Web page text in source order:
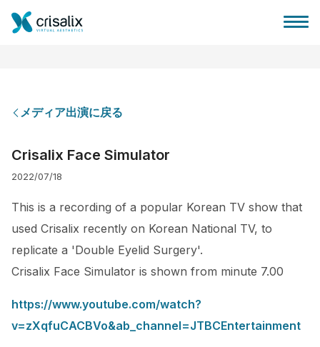
3Dビジネスプラットフォーム
サブスクリプションプラン
患者様のレビュー
メディア出演に戻る
Crisalix Face Simulator
2022/07/18
This is a recording of a popular Korean TV show that
used Crisalix recently on Korean National TV, to
replicate a 'Double Eyelid Surgery'.
Crisalix Face Simulator is shown from minute 7.00
https://www.youtube.com/watch?
v=zXqfuCACBVo&ab_channel=JTBCEntertainment